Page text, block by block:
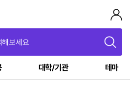
보세요
대학/기관 테마